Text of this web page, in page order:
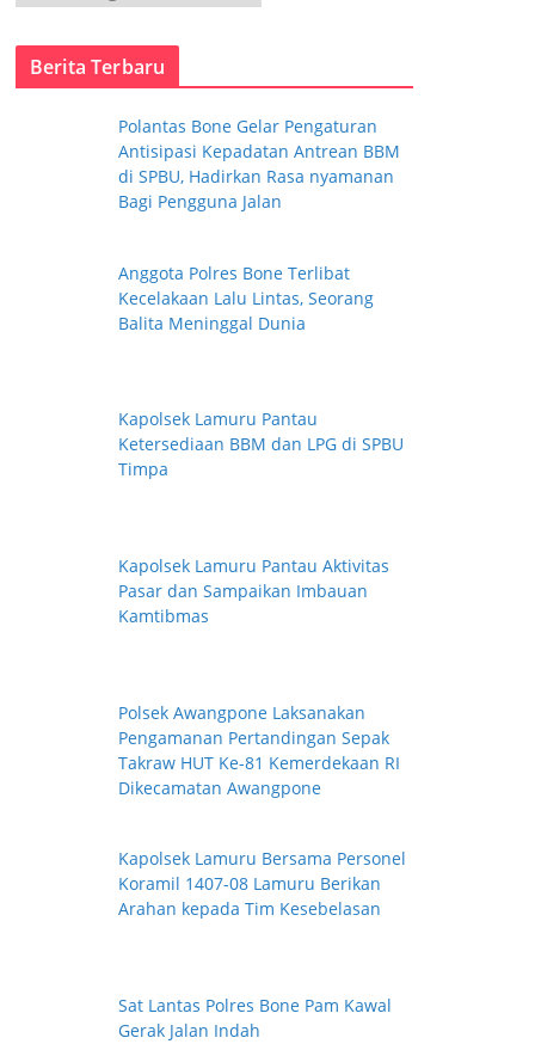
a
t
Berita Terbaru
Polantas Bone Gelar Pengaturan
Antisipasi Kepadatan Antrean BBM
di SPBU, Hadirkan Rasa nyamanan
Bagi Pengguna Jalan
Anggota Polres Bone Terlibat
Kecelakaan Lalu Lintas, Seorang
Balita Meninggal Dunia
Kapolsek Lamuru Pantau
Ketersediaan BBM dan LPG di SPBU
Timpa
Kapolsek Lamuru Pantau Aktivitas
Pasar dan Sampaikan Imbauan
Kamtibmas
Polsek Awangpone Laksanakan
Pengamanan Pertandingan Sepak
Takraw HUT Ke-81 Kemerdekaan RI
Dikecamatan Awangpone
Kapolsek Lamuru Bersama Personel
Koramil 1407-08 Lamuru Berikan
Arahan kepada Tim Kesebelasan
Sat Lantas Polres Bone Pam Kawal
Gerak Jalan Indah